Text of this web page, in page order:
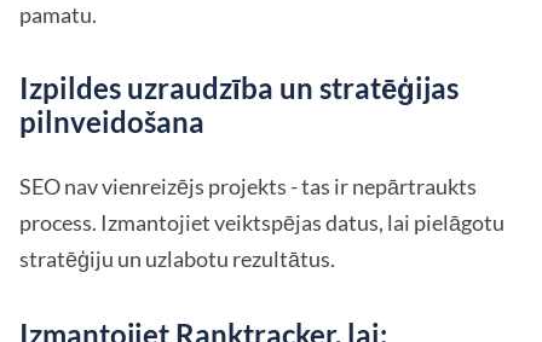
pamatu.
Izpildes uzraudzība un stratēģijas
pilnveidošana
SEO nav vienreizējs projekts - tas ir nepārtraukts
process. Izmantojiet veiktspējas datus, lai pielāgotu
stratēģiju un uzlabotu rezultātus.
Izmantojiet Ranktracker, lai: